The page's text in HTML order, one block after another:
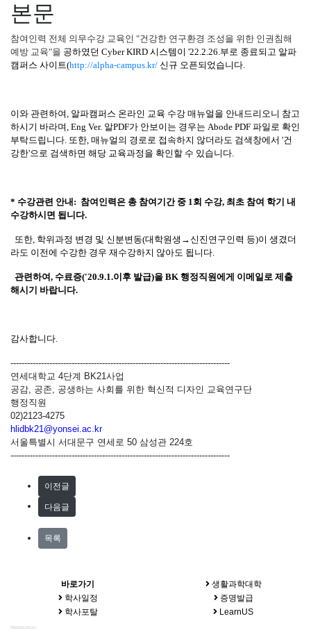
본문
참여인력 전체 의무수강 교육인 "건강한 연구환경 조성을 위한 인권침해
예방 교육"을 공하였던 Cyber KIRD 시스템이 '22.2.26.부로 종료되고 알파
캠퍼스 사이트(http://alpha-campus.kr/ 신규 오픈되었습니다.
이와 관련하여, 알파캠퍼스 온라인 교육 수강 매뉴얼을 안내드리오니 참고
하시기 바라며, Eng Ver. 알PDF가 안보이는 경우는 Abode PDF 파일로 확인
부탁드립니다. 또한, 매뉴얼의 경로로 접속하지 않더라도 검색창에서 '건
강한'으로 검색하면 해당 교육과정을 확인할 수 있습니다.
* 수강관련 안내:  참여인력은 총 참여기간 중 1회 수강, 최초 참여 학기 내
수강하시면 됩니다.
라도 이전에 수강한 경우 재수강하지 않아도 됩니다.
관련하여, 수료증('20.9.1.이후 발급)을 BK 행정직원에게 이메일로 제출
해시기 바랍니다.
감사합니다.
-------------------------------------------------------------------------------
연세대학교 4단계 BK21사업
공감, 공존, 공생하는 사회를 위한 혁신적 디자인 교육연구단
행정직원
02)2123-4275
hlidbk21@yonsei.ac.kr
서울특별시 서대문구 연세로 50 삼성관 224호
-------------------------------------------------------------------------------
이전글
다음글
목록
바로가기
생활과학대학
학사일정
증명발급
학사포탈
LearnUS